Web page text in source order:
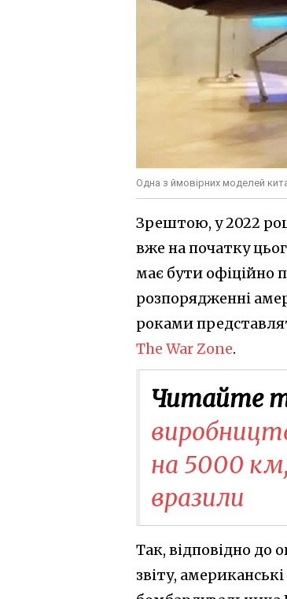
Одна з ймовірних моделей
Зрештою, у 2022
вже на початку
має бути офіційно
розпорядженні
роками
The War Zone.
Читайте
на 5000
вразили
Так, відповідно до
звіту,